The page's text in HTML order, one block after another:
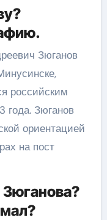
Зюганов
российским
года. Зюганов
ориентацией
на пост